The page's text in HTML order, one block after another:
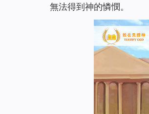
無法得到神的憐憫。